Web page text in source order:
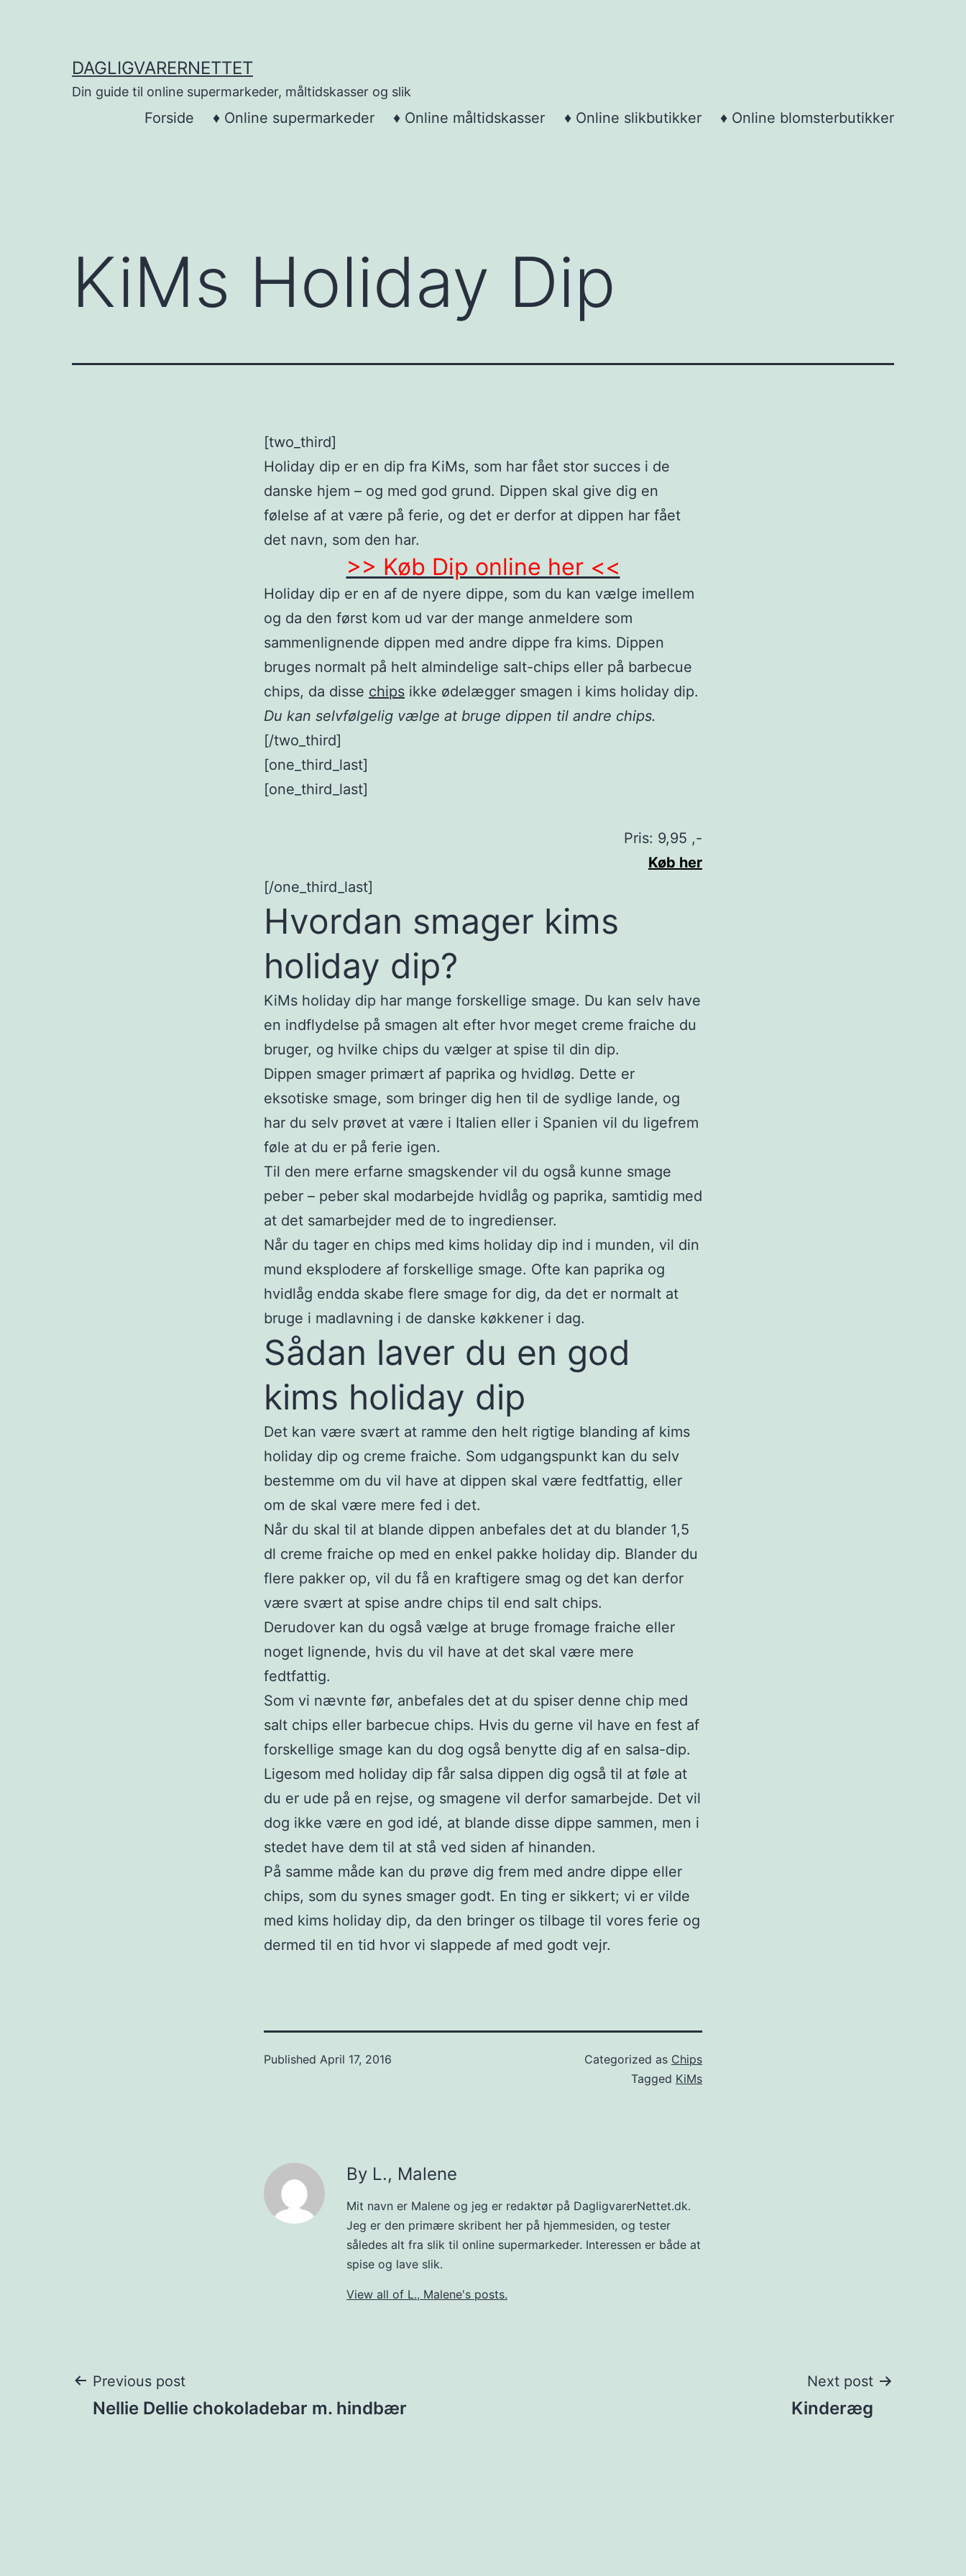
DAGLIGVARERNETTET
Din guide til online supermarkeder, måltidskasser og slik
Forside ♦ Online supermarkeder ♦ Online måltidskasser ♦ Online slikbutikker ♦ Online blomsterbutikker
KiMs Holiday Dip
[two_third]
Holiday dip er en dip fra KiMs, som har fået stor succes i de
danske hjem – og med god grund. Dippen skal give dig en
følelse af at være på ferie, og det er derfor at dippen har fået
det navn, som den har.
>> Køb Dip online her <<
Holiday dip er en af de nyere dippe, som du kan vælge imellem
og da den først kom ud var der mange anmeldere som
sammenlignende dippen med andre dippe fra kims. Dippen
bruges normalt på helt almindelige salt-chips eller på barbecue
chips, da disse chips ikke ødelægger smagen i kims holiday dip.
Du kan selvfølgelig vælge at bruge dippen til andre chips.
[/two_third]
[one_third_last]
[one_third_last]
Pris: 9,95 ,-
Køb her
[/one_third_last]
Hvordan smager kims
holiday dip?
KiMs holiday dip har mange forskellige smage. Du kan selv have
en indflydelse på smagen alt efter hvor meget creme fraiche du
bruger, og hvilke chips du vælger at spise til din dip.
Dippen smager primært af paprika og hvidløg. Dette er
eksotiske smage, som bringer dig hen til de sydlige lande, og
har du selv prøvet at være i Italien eller i Spanien vil du ligefrem
føle at du er på ferie igen.
Til den mere erfarne smagskender vil du også kunne smage
peber – peber skal modarbejde hvidlåg og paprika, samtidig med
at det samarbejder med de to ingredienser.
Når du tager en chips med kims holiday dip ind i munden, vil din
mund eksplodere af forskellige smage. Ofte kan paprika og
hvidlåg endda skabe flere smage for dig, da det er normalt at
bruge i madlavning i de danske køkkener i dag.
Sådan laver du en god
kims holiday dip
Det kan være svært at ramme den helt rigtige blanding af kims
holiday dip og creme fraiche. Som udgangspunkt kan du selv
bestemme om du vil have at dippen skal være fedtfattig, eller
om de skal være mere fed i det.
Når du skal til at blande dippen anbefales det at du blander 1,5
dl creme fraiche op med en enkel pakke holiday dip. Blander du
flere pakker op, vil du få en kraftigere smag og det kan derfor
være svært at spise andre chips til end salt chips.
Derudover kan du også vælge at bruge fromage fraiche eller
noget lignende, hvis du vil have at det skal være mere
fedtfattig.
Som vi nævnte før, anbefales det at du spiser denne chip med
salt chips eller barbecue chips. Hvis du gerne vil have en fest af
forskellige smage kan du dog også benytte dig af en salsa-dip.
Ligesom med holiday dip får salsa dippen dig også til at føle at
du er ude på en rejse, og smagene vil derfor samarbejde. Det vil
dog ikke være en god idé, at blande disse dippe sammen, men i
stedet have dem til at stå ved siden af hinanden.
På samme måde kan du prøve dig frem med andre dippe eller
chips, som du synes smager godt. En ting er sikkert; vi er vilde
med kims holiday dip, da den bringer os tilbage til vores ferie og
dermed til en tid hvor vi slappede af med godt vejr.
Published April 17, 2016 Categorized as Chips
Tagged KiMs
By L., Malene
Mit navn er Malene og jeg er redaktør på DagligvarerNettet.dk.
Jeg er den primære skribent her på hjemmesiden, og tester
således alt fra slik til online supermarkeder. Interessen er både at
spise og lave slik.
View all of L., Malene's posts.
Post
Previous post
Nellie Dellie chokoladebar m. hindbær
Next post
Kinderæg